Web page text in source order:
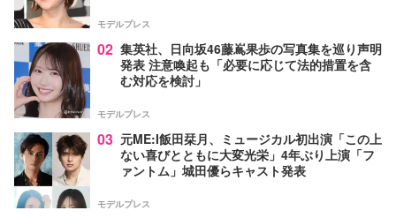
モデルプレス
02 集英社、日向坂46藤嶌果歩の写真集を巡り声明
発表 注意喚起も「必要に応じて法的措置を含
む対応を検討」
モデルプレス
03 元ME:I飯田栞月、ミュージカル初出演「この上
ない喜びとともに大変光栄」4年ぶり上演「フ
ァントム」城田優らキャスト発表
モデルプレス